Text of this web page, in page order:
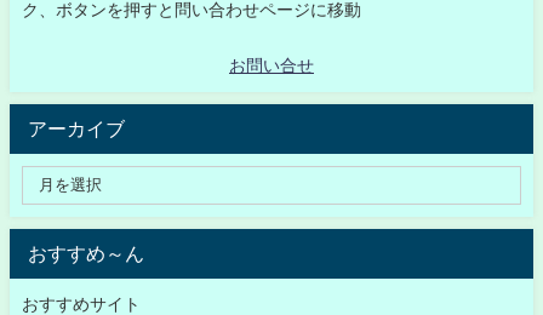
ク、ボタンを押すと問い合わせページに移動
お問い合せ
アーカイブ
おすすめ～ん
おすすめサイト